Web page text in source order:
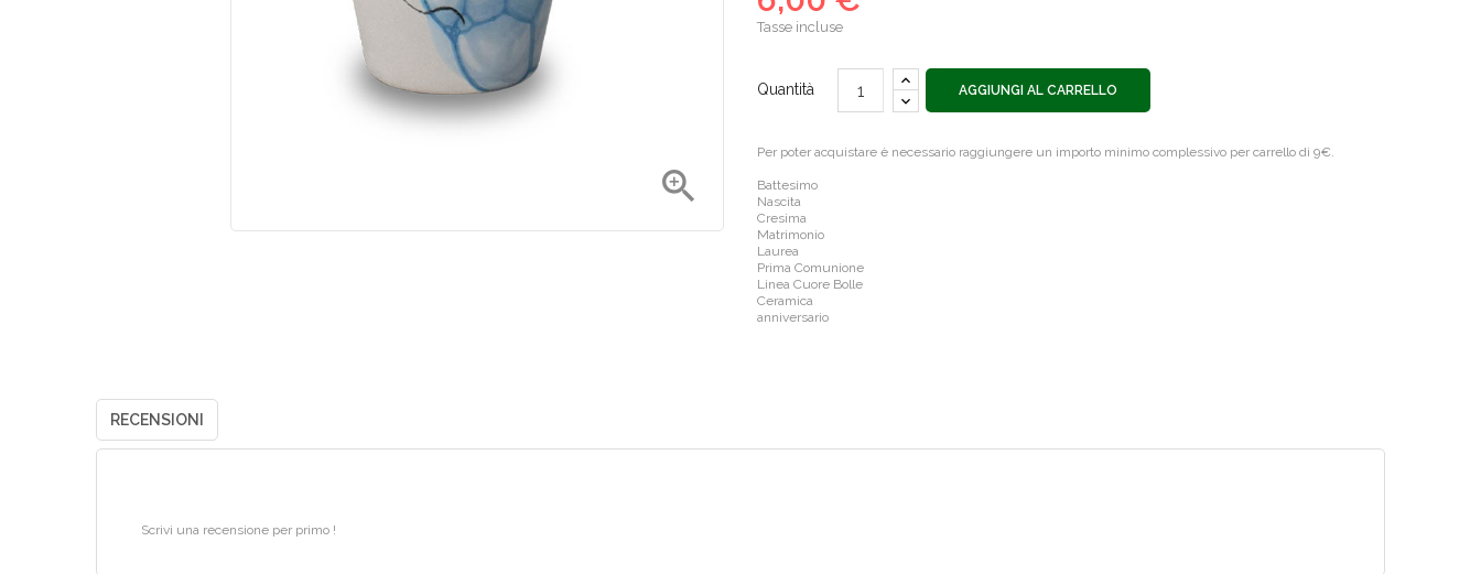

Tasse incluse
Quantità AGGIUNGI AL CARRELLO
Per poter acquistare è necessario raggiungere un importo minimo complessivo per carrello di 9€.
Battesimo
Nascita
Cresima
Matrimonio
Laurea
Prima Comunione
Linea Cuore Bolle
Ceramica
anniversario
RECENSIONI
Scrivi una recensione per primo !